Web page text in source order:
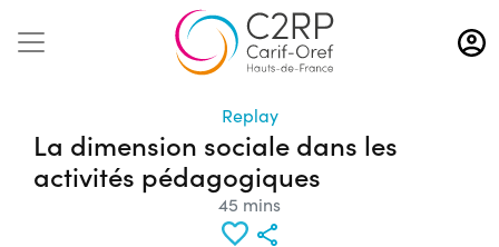
Aller
au
contenu
Replay
La dimension sociale dans les
activités pédagogiques
45 mins